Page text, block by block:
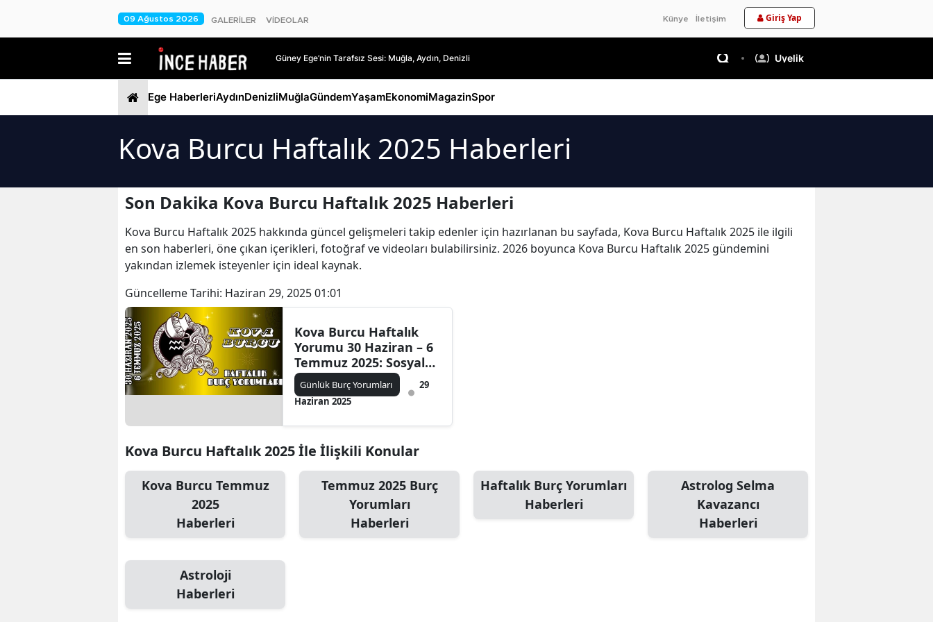
09 Ağustos 2026 GALERİLER VİDEOLAR Künye İletişim Giriş Yap
Güney Ege’nin Tarafsız Sesi: Muğla, Aydın, Denizli Üyelik
Ege HaberleriAydınDenizliMuğlaGündemYaşamEkonomiMagazinSpor
Kova Burcu Haftalık 2025 Haberleri
Son Dakika Kova Burcu Haftalık 2025 Haberleri
Kova Burcu Haftalık 2025 hakkında güncel gelişmeleri takip edenler için hazırlanan bu sayfada, Kova Burcu Haftalık 2025 ile ilgili
en son haberleri, öne çıkan içerikleri, fotoğraf ve videoları bulabilirsiniz. 2026 boyunca Kova Burcu Haftalık 2025 gündemini
yakından izlemek isteyenler için ideal kaynak.
Güncelleme Tarihi: Haziran 29, 2025 01:01
Kova Burcu Haftalık
Yorumu 30 Haziran – 6
Temmuz 2025: Sosyal
Bağlantılar ve İçgörü
Dönemi
Günlük Burç Yorumları
29
Haziran 2025
Kova Burcu Haftalık 2025 İle İlişkili Konular
Kova Burcu Temmuz
2025
Haberleri
Temmuz 2025 Burç
Yorumları
Haberleri
Haftalık Burç Yorumları
Haberleri
Astrolog Selma
Kavazancı
Haberleri
Astroloji
Haberleri